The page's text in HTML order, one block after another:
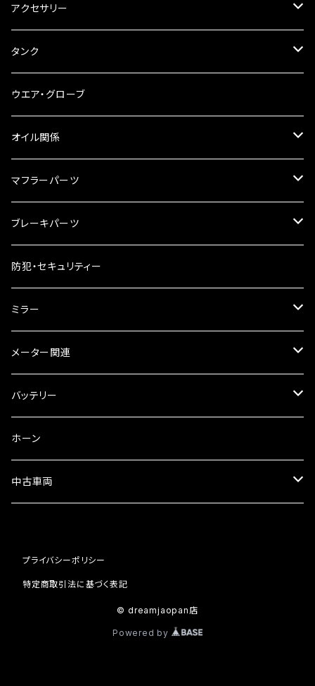
ステアリングダンパー
ブレーキ・クラッチレバー
スマホホルダー
ツールバッグ
サイドバッグ
サイドバッグサポート
リアBOX
ハードケース
アクセサリー
USB電源
電装系
タンク
タンク本体
タンクキャップ
タンクシール
ケミカル
ウエア・グローブ
オイル関係
4スト用エンジンオイル
2スト用エンジンオイル
ギアオイル
オイルクーラー
ラジエーター
フォークオイル
マフラーパーツ
マフラーガード
バンテージタイプ
スリップオン
サイレンサー
ブレーキパーツ
ブレーキシュー
ブレーキパット
ブレーキオイル
その他
防犯・セキュリティー
ミラー
ミラー本体
ミラーアダプター
ミラーその他
メーター関連
スピードメーター
タコメーター
セット
バッテリー
バッテリー充電器
ホーン
中古車両
ホンダ
プライバシーポリシー
特定商取引法に基づく表記
© dreamjaopan店
Powered by